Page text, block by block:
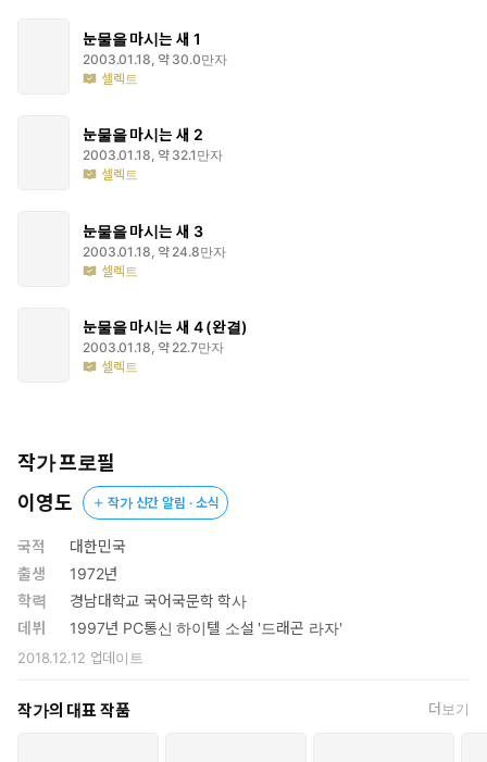
리함으로써 ‘지배자 계급이란 무엇인가?’라고 독자에게 묻고 있
다. 그러면서도 작가는 작품의 제목에서 자신만의 해답을 풀어
낸다. 제목인 ‘눈물을 마시는 새’라는 뜻은 작품 속에서 ‘백성들이
건은 많은 병력이나 부, 혹은 재능이 아니라 백성들이 슬픔이나
죄책감 등 수많은 고통을 대신 짊어져야 한다는 뜻을 담고 있으
며, 왕이 대신 마셔주는 눈물 덕에 백성들은 잔인해질 수 있고,
가 ‘눈물’은 인간이 해롭기에 몸 밖으로 뱉어내는 것이고, 이를 마
신 왕은 오래 살 수도 없다. 작가는 제목과 작품 전체를 관통하는
단어인 권력자 ‘왕’에 대해 막연한 환상만을 갖고 있는 인간에게
인간의 상징물로 내세워진 ‘왕’으로 인해 일어날 수 있는 공포를
환상 소설의 특성을 최대한 살려 전한다.
하고 신비스러운 이야기가 독자의 눈을 사로잡는다. 특히 넷으로
구분된 색다른 종족들은 작품의 스토리와 부합되어 사건의 요소
요소에서 새로운 반전을 일으키게 한다. 이중 가장 눈에 띄는 종
제왕병자들이 가득하고, 저마다 자신의 세력을 키우지만 정작 네
종족 중 가장 나약한 종족이라는 점은 모순으로 가득 찬 인간의
단면을 보여준다. 다른 종족도 이와 비슷한 모순적인 특성을 갖
고 있다. 닭의 모습을 닮은 레콘 족은 3미터에 이르는 큰 키와 강
인한 체력, 그리고 신의 선물인 무기를 갖고 있기에 네 종족 중 개
숙원만을 이루려는 개인주의 때문에 종족이 단합할 수 없고 언제
눈물을 마시는 새 1
2003.01.18, 약 30.0만자
셀렉트
눈물을 마시는 새 2
2003.01.18, 약 32.1만자
셀렉트
눈물을 마시는 새 3
2003.01.18, 약 24.8만자
셀렉트
눈물을 마시는 새 4 (완결)
2003.01.18, 약 22.7만자
셀렉트
작가 프로필
이영도
작가 신간 알림 · 소식
국적
대한민국
출생
1972년
학력
경남대학교 국어국문학 학사
데뷔
1997년 PC통신 하이텔 소설 '드래곤 라자'
2018.12.12 업데이트
작가의 대표 작품 더보기